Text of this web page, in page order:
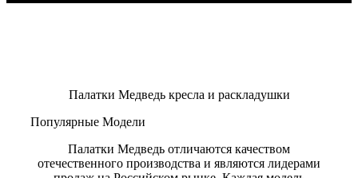
Палатки Медведь кресла и раскладушки
Популярные Модели
Палатки Медведь отличаются качеством
отечественного производства и являются лидерами